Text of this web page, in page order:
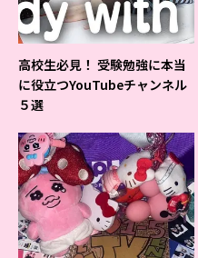
高校生必見！ 受験勉強に本当
に役立つYouTubeチャンネル
５選